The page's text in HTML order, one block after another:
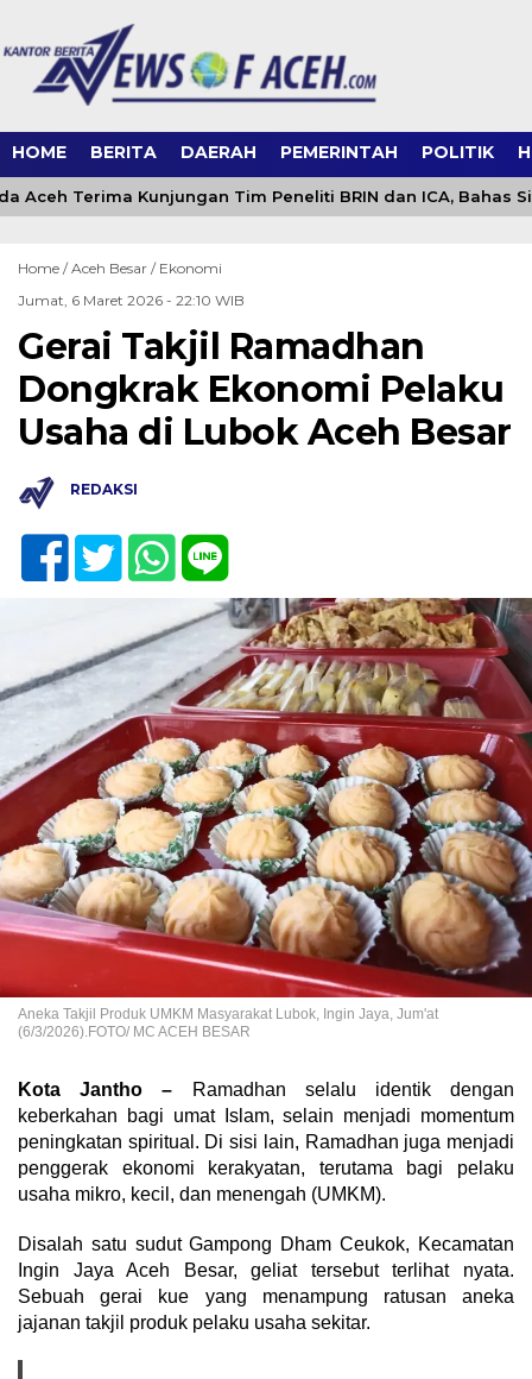
HOME BERITA DAERAH PEMERINTAH POLITIK
Aceh Terima Kunjungan Tim Peneliti BRIN dan ICA, Bahas
Home /Aceh Besar / Ekonomi
Jumat, 6 Maret 2026 - 22:10 WIB
Gerai Takjil Ramadhan
Dongkrak Ekonomi Pelaku
Usaha di Lubok Aceh Besar
REDAKSI
Aneka Takjil Produk UMKM Masyarakat Lubok, Ingin Jaya, Jum'at
(6/3/2026).FOTO/ MC ACEH BESAR
Kota Jantho – Ramadhan selalu identik dengan
keberkahan bagi umat Islam, selain menjadi momentum
peningkatan spiritual. Di sisi lain, Ramadhan juga menjadi
penggerak ekonomi kerakyatan, terutama bagi pelaku
usaha mikro, kecil, dan menengah (UMKM).
Disalah satu sudut Gampong Dham Ceukok, Kecamatan
Ingin Jaya Aceh Besar, geliat tersebut terlihat nyata.
Sebuah gerai kue yang menampung ratusan aneka
jajanan takjil produk pelaku usaha sekitar.